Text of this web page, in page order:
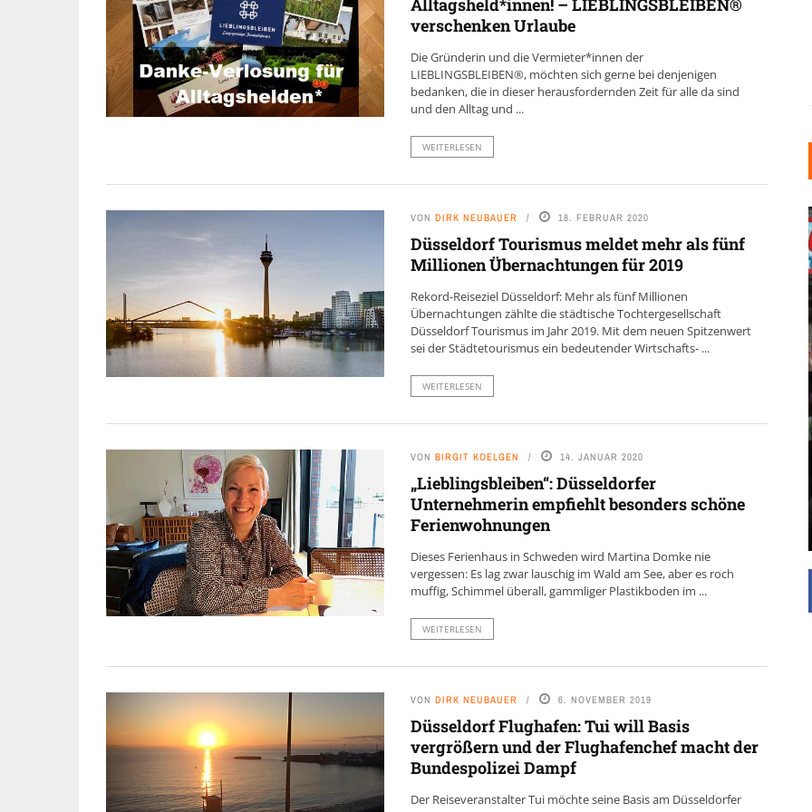
verschenken Urlaube
Die Gründerin und die Vermieter*innen der
LIEBLINGSBLEIBEN®, möchten sich gerne bei denjenigen
bedanken, die in dieser herausfordernden Zeit für alle da sind
und den Alltag und ...
WEITERLESEN
VON DIRK NEUBAUER 18. FEBRUAR 2020
Düsseldorf Tourismus meldet mehr als fünf
Millionen Übernachtungen für 2019
Rekord-Reiseziel Düsseldorf: Mehr als fünf Millionen
Übernachtungen zählte die städtische Tochtergesellschaft
Düsseldorf Tourismus im Jahr 2019. Mit dem neuen Spitzenwert
sei der Städtetourismus ein bedeutender Wirtschafts- ...
WEITERLESEN
VON BIRGIT KOELGEN 14. JANUAR 2020
„Lieblingsbleiben“: Düsseldorfer
Unternehmerin empfiehlt besonders schöne
Ferienwohnungen
Dieses Ferienhaus in Schweden wird Martina Domke nie
vergessen: Es lag zwar lauschig im Wald am See, aber es roch
muffig, Schimmel überall, gammliger Plastikboden im ...
WEITERLESEN
VON DIRK NEUBAUER 6. NOVEMBER 2019
Düsseldorf Flughafen: Tui will Basis
vergrößern und der Flughafenchef macht der
Bundespolizei Dampf
Der Reiseveranstalter Tui möchte seine Basis am Düsseldorfer
INDUSTRIELLER CHIC: WIE
KUNSTSTOFFFENSTER DEN
LOFT-STIL IN IHREM
UNTERSTÜTZEN
Die Inspiration des industriellen Chics sind die
Werkshallen des Industriezeitalters. Die Basis für
diesen Stil sind große Räume, schlicht gehalten
mit rustikalen Elementen und großen
Fensterflächen. Wie so vieles wurde ...
KARNEVAL UND ROSENMONTAG:
WARUM DIE TRADITIONEN IN
Mehr als 700.000 Menschen verfolgten laut
auch 2026 wieder den Rosenmontagszug in
Eventkultur und steigender
Sicherheitsanforderungen bleibt der Karneval
damit ...